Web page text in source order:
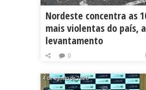
Nordeste concentra as
mais violentas do país,
levantamento
0
4 de agosto de 2026